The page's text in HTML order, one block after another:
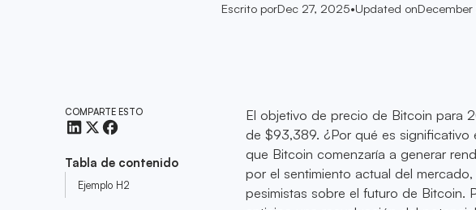
Escrito porDec 27, 2025•Updated on
COMPARTE ESTO
Tabla de contenido
Ejemplo H2
El objetivo de precio de Bitcoin para
de $93,389. ¿Por qué es significativo
que Bitcoin comenzaría a generar
por el sentimiento actual del
pesimistas sobre el futuro de Bitcoin.